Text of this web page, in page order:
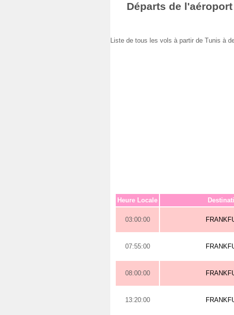
Départs de
Liste de tous les vols à partir de Tunis à
Heure Locale
03:00:00
07:55:00
08:00:00
13:20:00